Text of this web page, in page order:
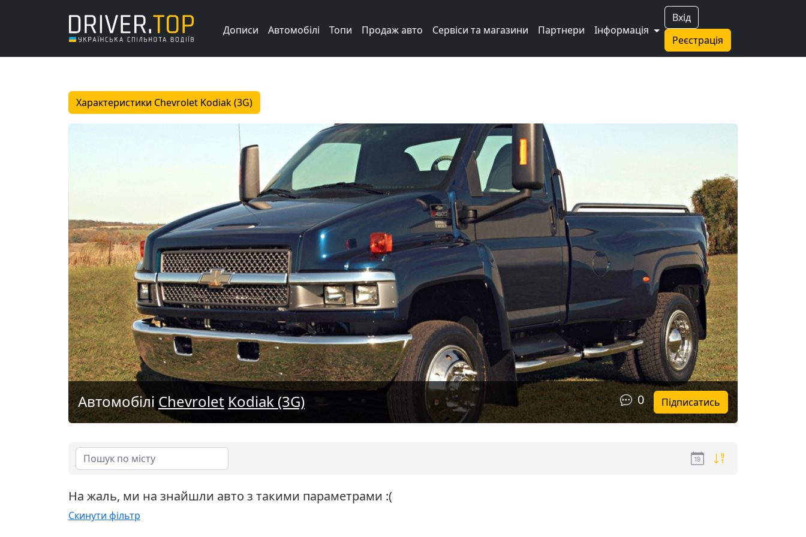
Вхід
Реєстрація
Дописи Автомобілі Топи Продаж авто Сервіси та магазини Партнери Інформація
Характеристики Chevrolet Kodiak (3G)
Автомобілі Chevrolet Kodiak (3G) 0 Підписатись
На жаль, ми на знайшли авто з такими параметрами :(
Скинути фільтр